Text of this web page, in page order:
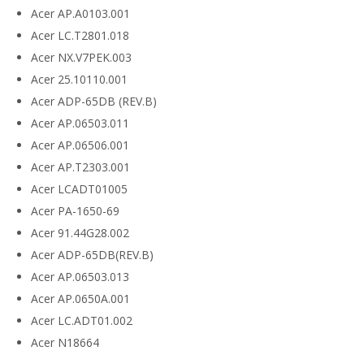
Acer AP.A0103.001
Acer LC.T2801.018
Acer NX.V7PEK.003
Acer 25.10110.001
Acer ADP-65DB (REV.B)
Acer AP.06503.011
Acer AP.06506.001
Acer AP.T2303.001
Acer LCADT01005
Acer PA-1650-69
Acer 91.44G28.002
Acer ADP-65DB(REV.B)
Acer AP.06503.013
Acer AP.0650A.001
Acer LC.ADT01.002
Acer N18664